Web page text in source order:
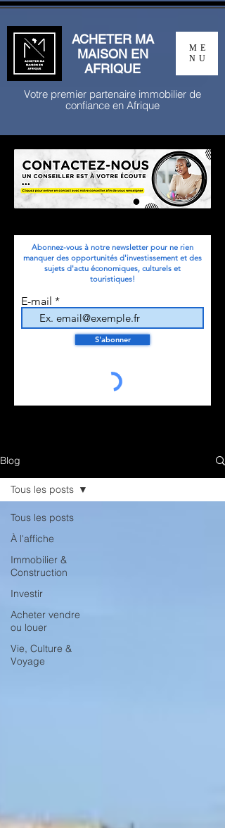
ACHETER MA
MAISON EN
AFRIQUE
Votre premier partenaire immobilier de
confiance en Afrique
ME
NU
Abonnez-vous à notre newsletter pour ne rien
manquer des opportunités d'investissement et des
sujets d'actu économiques, culturels et
touristiques!
E-mail
S'abonner
Blog
Tous les posts
À l'affiche
Immobilier &
Construction
Investir
Acheter vendre
ou louer
Vie, Culture &
Voyage
Tous les posts